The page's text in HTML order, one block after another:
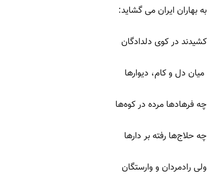
به بهاران ایران می گشاید:
کشیدند در کوی دلدادگان
میان دل و کام، دیوار‌ها
چه فرهاد‌ها مرده در کوه‌ها
چه حلاج‌ها رفته بر دار‌ها
ولی رادمردان و وارستگان